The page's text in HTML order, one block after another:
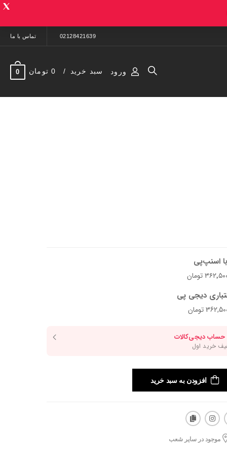
02128421639 تماس با ما
ورود سبد خرید 0 تومان 0
اسنپ‌پی
دیجی پی
افزودن به سبد خرید
موجود در سایر شعب